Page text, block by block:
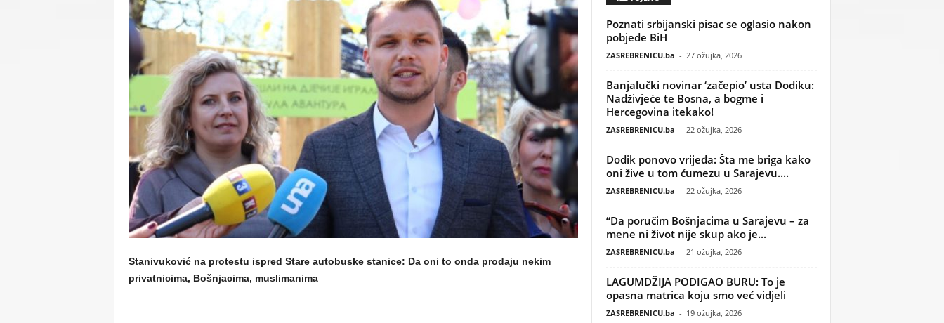
Stanivuković na protestu ispred Stare autobuske stanice: Da oni to onda prodaju nekim
privatnicima, Bošnjacima, muslimanima
Poznati srbijanski pisac se oglasio nakon
pobjede BiH
ZASREBRENICU.ba - 27 ožujka, 2026
Banjalučki novinar ‘začepio’ usta Dodiku:
Nadživjeće te Bosna, a bogme i
Hercegovina itekako!
ZASREBRENICU.ba - 22 ožujka, 2026
Dodik ponovo vrijeđa: Šta me briga kako
oni žive u tom ćumezu u Sarajevu....
ZASREBRENICU.ba - 22 ožujka, 2026
“Da poručim Bošnjacima u Sarajevu – za
mene ni život nije skup ako je...
ZASREBRENICU.ba - 21 ožujka, 2026
LAGUMDŽIJA PODIGAO BURU: To je
opasna matrica koju smo već vidjeli
ZASREBRENICU.ba - 19 ožujka, 2026